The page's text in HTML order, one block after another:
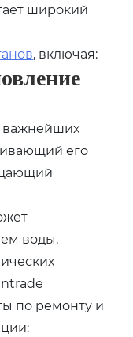
широкий
, включая:
важнейших
его
воды,
по ремонту и